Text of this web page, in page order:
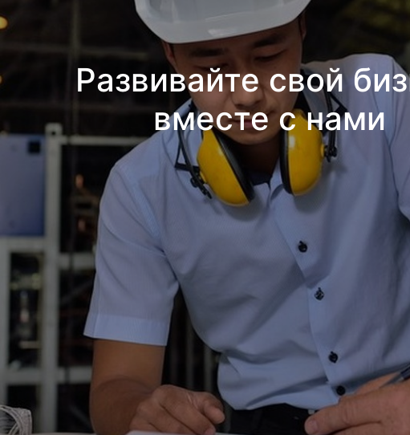
Развивайте свой
вместе с нами